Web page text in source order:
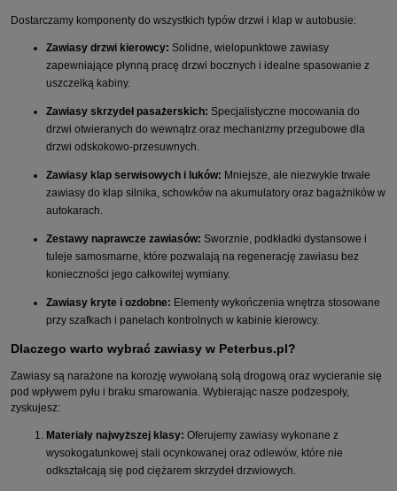
Dostarczamy komponenty do wszystkich typów drzwi i klap w autobusie:
Zawiasy drzwi kierowcy: Solidne, wielopunktowe zawiasy
zapewniające płynną pracę drzwi bocznych i idealne spasowanie z
uszczelką kabiny.
Zawiasy skrzydeł pasażerskich: Specjalistyczne mocowania do
drzwi otwieranych do wewnątrz oraz mechanizmy przegubowe dla
drzwi odskokowo-przesuwnych.
Zawiasy klap serwisowych i luków: Mniejsze, ale niezwykle trwałe
zawiasy do klap silnika, schowków na akumulatory oraz bagażników w
autokarach.
Zestawy naprawcze zawiasów: Sworznie, podkładki dystansowe i
tuleje samosmarne, które pozwalają na regenerację zawiasu bez
konieczności jego całkowitej wymiany.
Zawiasy kryte i ozdobne: Elementy wykończenia wnętrza stosowane
przy szafkach i panelach kontrolnych w kabinie kierowcy.
Dlaczego warto wybrać zawiasy w Peterbus.pl?
Zawiasy są narażone na korozję wywołaną solą drogową oraz wycieranie się
pod wpływem pyłu i braku smarowania. Wybierając nasze podzespoły,
zyskujesz:
Materiały najwyższej klasy: Oferujemy zawiasy wykonane z
wysokogatunkowej stali ocynkowanej oraz odlewów, które nie
odkształcają się pod ciężarem skrzydeł drzwiowych.